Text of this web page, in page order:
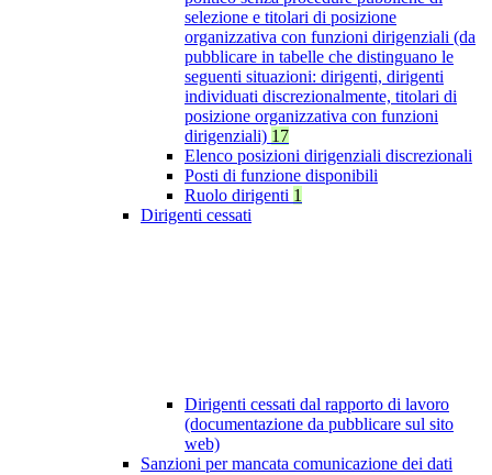
selezione e titolari di posizione
organizzativa con funzioni dirigenziali (da
pubblicare in tabelle che distinguano le
seguenti situazioni: dirigenti, dirigenti
individuati discrezionalmente, titolari di
posizione organizzativa con funzioni
dirigenziali) 17
Elenco posizioni dirigenziali discrezionali
Posti di funzione disponibili
Ruolo dirigenti 1
Dirigenti cessati
Dirigenti cessati dal rapporto di lavoro
(documentazione da pubblicare sul sito
web)
Sanzioni per mancata comunicazione dei dati